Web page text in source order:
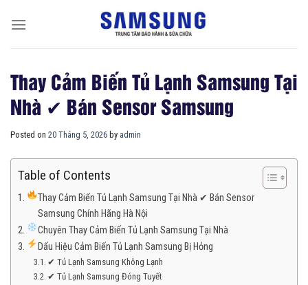
Thay Cảm Biến Tủ Lạnh Samsung Tại
Nhà ✔ Bán Sensor Samsung
Posted on 20 Tháng 5, 2026 by admin
Table of Contents
Thay Cảm Biến Tủ Lạnh Samsung Tại Nhà ✔ Bán Sensor
Samsung Chính Hãng Hà Nội
Chuyên Thay Cảm Biến Tủ Lạnh Samsung Tại Nhà
Dấu Hiệu Cảm Biến Tủ Lạnh Samsung Bị Hỏng
✔ Tủ Lạnh Samsung Không Lạnh
✔ Tủ Lạnh Samsung Đóng Tuyết